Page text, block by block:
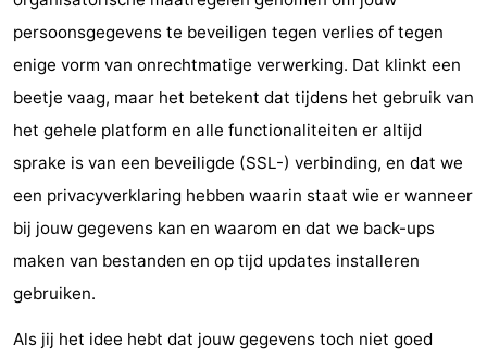
persoonsgegevens te beveiligen tegen verlies of tegen
enige vorm van onrechtmatige verwerking. Dat klinkt een
beetje vaag, maar het betekent dat tijdens het gebruik van
het gehele platform en alle functionaliteiten er altijd
sprake is van een beveiligde (SSL-) verbinding, en dat we
een privacyverklaring hebben waarin staat wie er wanneer
bij jouw gegevens kan en waarom en dat we back-ups
maken van bestanden en op tijd updates installeren
gebruiken.
Als jij het idee hebt dat jouw gegevens toch niet goed